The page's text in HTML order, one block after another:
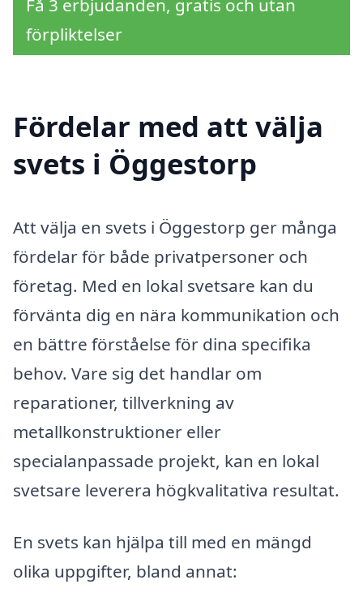
Få 3 erbjudanden, gratis och utan
förpliktelser
Fördelar med att välja
svets i Öggestorp
Att välja en svets i Öggestorp ger många
fördelar för både privatpersoner och
företag. Med en lokal svetsare kan du
förvänta dig en nära kommunikation och
en bättre förståelse för dina specifika
behov. Vare sig det handlar om
reparationer, tillverkning av
metallkonstruktioner eller
specialanpassade projekt, kan en lokal
svetsare leverera högkvalitativa resultat.
En svets kan hjälpa till med en mängd
olika uppgifter, bland annat: